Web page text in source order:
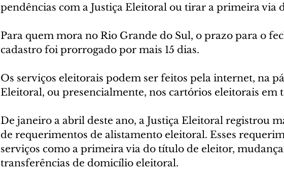
pendências com a Justiça Eleitoral ou tirar a primeira via
Para quem mora no Rio Grande do Sul, o prazo para o
cadastro foi prorrogado por mais 15 dias.
Os serviços eleitorais podem ser feitos pela internet, na
Eleitoral, ou presencialmente, nos cartórios eleitorais em
De janeiro a abril deste ano, a Justiça Eleitoral registrou
de requerimentos de alistamento eleitoral. Esses
serviços como a primeira via do título de eleitor,
transferências de domicílio eleitoral.